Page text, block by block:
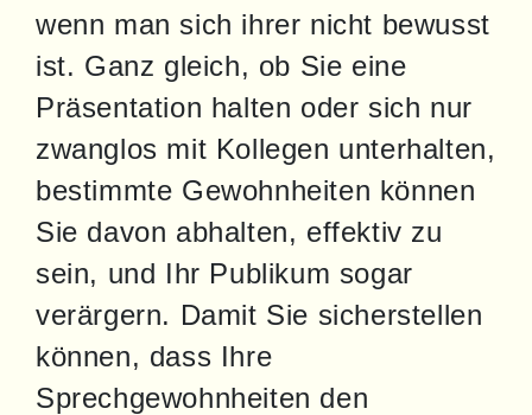
wenn man sich ihrer nicht bewusst
ist. Ganz gleich, ob Sie eine
Präsentation halten oder sich nur
zwanglos mit Kollegen unterhalten,
bestimmte Gewohnheiten können
Sie davon abhalten, effektiv zu
sein, und Ihr Publikum sogar
verärgern. Damit Sie sicherstellen
können, dass Ihre
Sprechgewohnheiten den